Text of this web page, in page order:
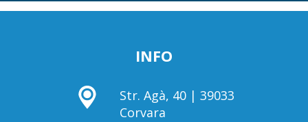
INFO
Str. Agà, 40 | 39033
Corvara